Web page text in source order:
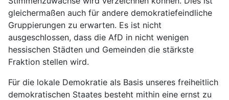
gleichermaßen auch für andere demokratiefeindliche
Gruppierungen zu erwarten. Es ist nicht
ausgeschlossen, dass die AfD in nicht wenigen
hessischen Städten und Gemeinden die stärkste
Fraktion stellen wird.
Für die lokale Demokratie als Basis unseres freiheitlich
demokratischen Staates besteht mithin eine ernst zu